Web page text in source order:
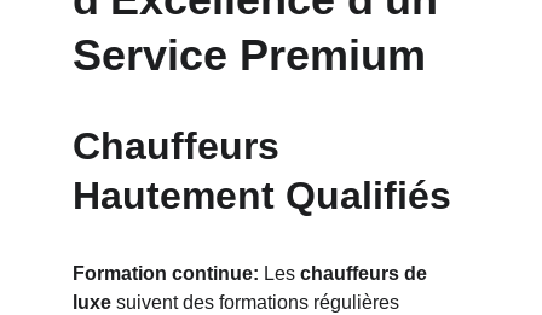
Service Premium
Chauffeurs
Hautement Qualifiés
Formation continue: Les chauffeurs de
luxe suivent des formations régulières